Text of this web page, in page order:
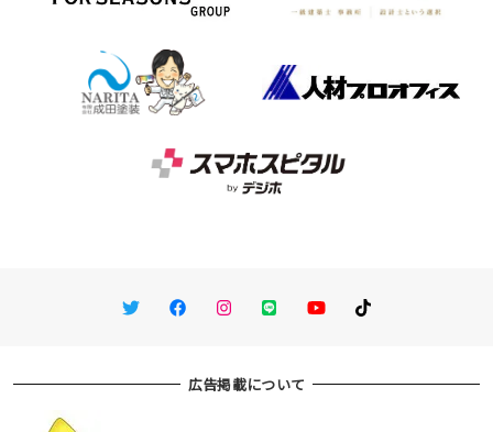
TwitterFacebookInstagram
LINE You TubeTikTok
広告掲載について